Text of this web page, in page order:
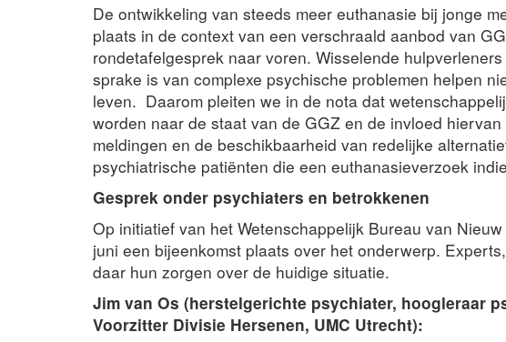
De ontwikkeling van steeds meer euthanasie bij jonge
plaats in de context van een verschraald aanbod van
rondetafelgesprek naar voren. Wisselende
sprake is van complexe psychische problemen helpen
leven. Daarom pleiten we in de nota dat
worden naar de staat van de GGZ en de invloed
meldingen en de beschikbaarheid van redelijke
psychiatrische patiënten die een euthanasieverzoek
Gesprek onder psychiaters en betrokkenen
Op initiatief van het Wetenschappelijk Bureau van
juni een bijeenkomst plaats over het onderwerp.
daar hun zorgen over de huidige situatie.
Jim van Os (herstelgerichte psychiater, hoogleraar
Voorzitter Divisie Hersenen, UMC Utrecht):